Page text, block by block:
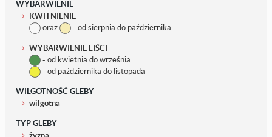
WYBARWIENIE
KWITNIENIE
oraz
- od sierpnia do października
WYBARWIENIE LIŚCI
- od kwietnia do września
- od października do listopada
WILGOTNOŚĆ GLEBY
wilgotna
TYP GLEBY